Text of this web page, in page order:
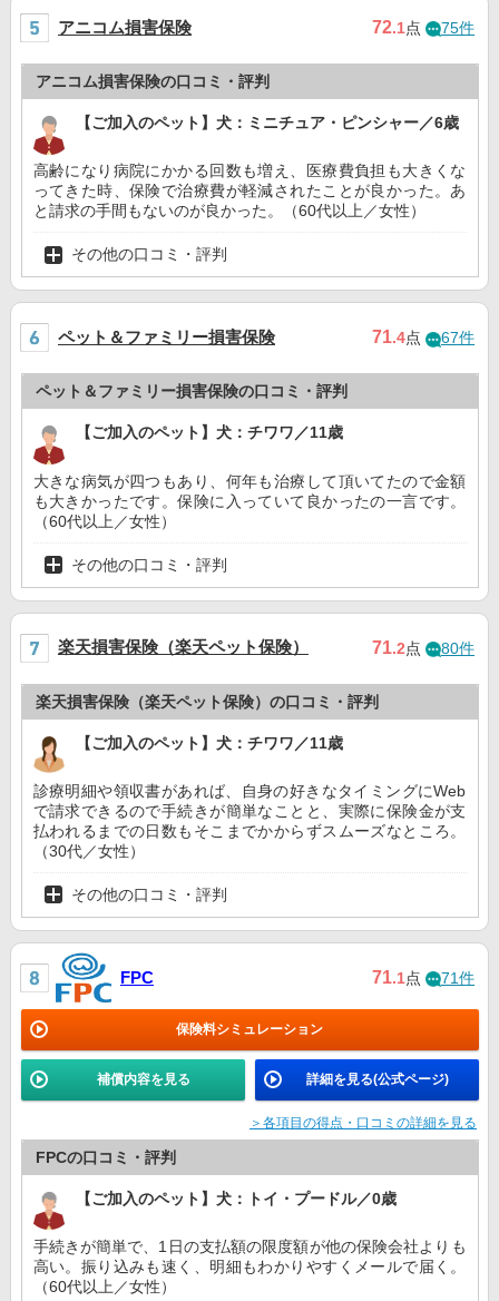
アニコム損害保険 72.1点 75件
アニコム損害保険の口コミ・評判
【ご加入のペット】犬：ミニチュア・ピンシャー／6歳
高齢になり病院にかかる回数も増え、医療費負担も大きくな
ってきた時、保険で治療費が軽減されたことが良かった。あ
と請求の手間もないのが良かった。（60代以上／女性）
その他の口コミ・評判
ペット＆ファミリー損害保険 71.4点 67件
ペット＆ファミリー損害保険の口コミ・評判
【ご加入のペット】犬：チワワ／11歳
大きな病気が四つもあり、何年も治療して頂いてたので金額
も大きかったです。保険に入っていて良かったの一言です。
（60代以上／女性）
その他の口コミ・評判
楽天損害保険（楽天ペット保険） 71.2点 80件
楽天損害保険（楽天ペット保険）の口コミ・評判
【ご加入のペット】犬：チワワ／11歳
診療明細や領収書があれば、自身の好きなタイミングにWeb
で請求できるので手続きが簡単なことと、実際に保険金が支
払われるまでの日数もそこまでかからずスムーズなところ。
（30代／女性）
その他の口コミ・評判
FPC 71.1点 71件
保険料シミュレーション
補償内容を見る 詳細を見る(公式ページ)
＞各項目の得点・口コミの詳細を見る
FPCの口コミ・評判
【ご加入のペット】犬：トイ・プードル／0歳
手続きが簡単で、1日の支払額の限度額が他の保険会社よりも
高い。振り込みも速く、明細もわかりやすくメールで届く。
（60代以上／女性）